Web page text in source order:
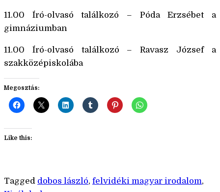
11.00 Író-olvasó találkozó – Póda Erzsébet a
gimnáziumban
11.00 Író-olvasó találkozó – Ravasz József a
szakközépiskolába
Megosztás:
Like this:
Tagged dobos lászló, felvidéki magyar irodalom,